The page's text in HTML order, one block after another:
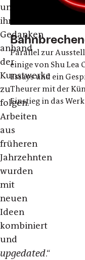
unmöglich,
ihren
Gedanken
anhand
der
Kunstwerke
zu
folgen.
Arbeiten
aus
früheren
Jahrzehnten
wurden
mit
neuen
Ideen
kombiniert
und
upgedated.“
Parallel zur
einige von Shu Lea
Essays und ein
Theurer mit der
Einstieg in das